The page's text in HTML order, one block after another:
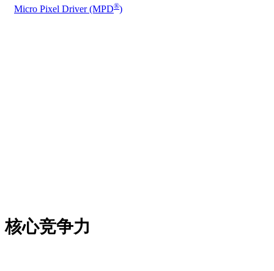
Micro Pixel Driver (MPD®)
核心竞争力